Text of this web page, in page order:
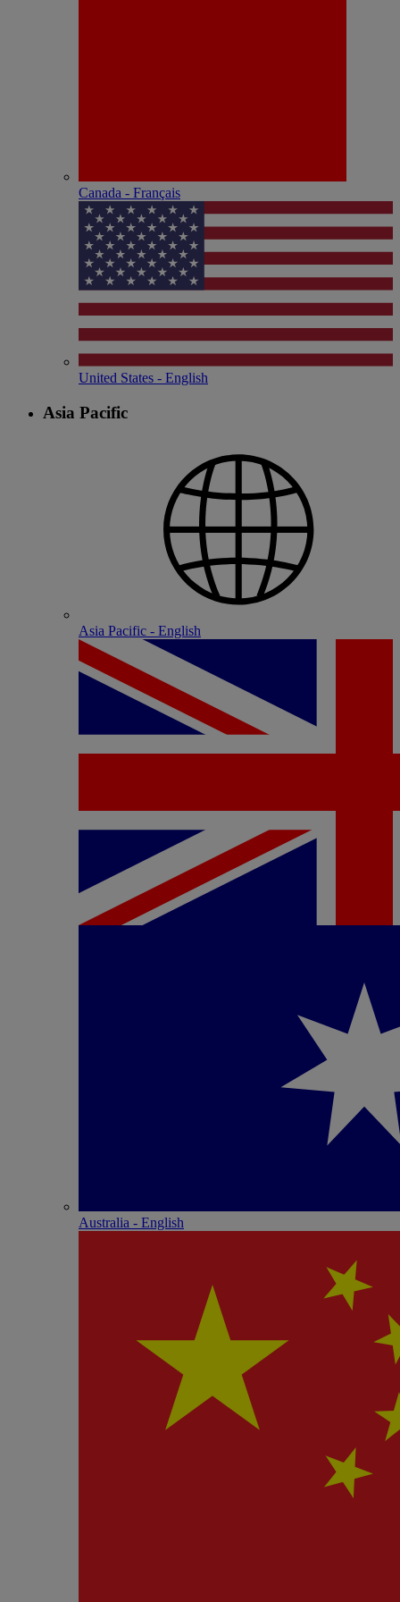
Canada - Français
United States - English
Asia Pacific
Asia Pacific - English
Australia - English